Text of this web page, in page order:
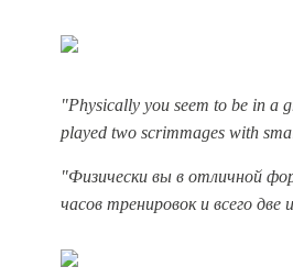
"Physically you seem to be in a
played two scrimmages with
"Физически вы в отличной
часов тренировок и всего